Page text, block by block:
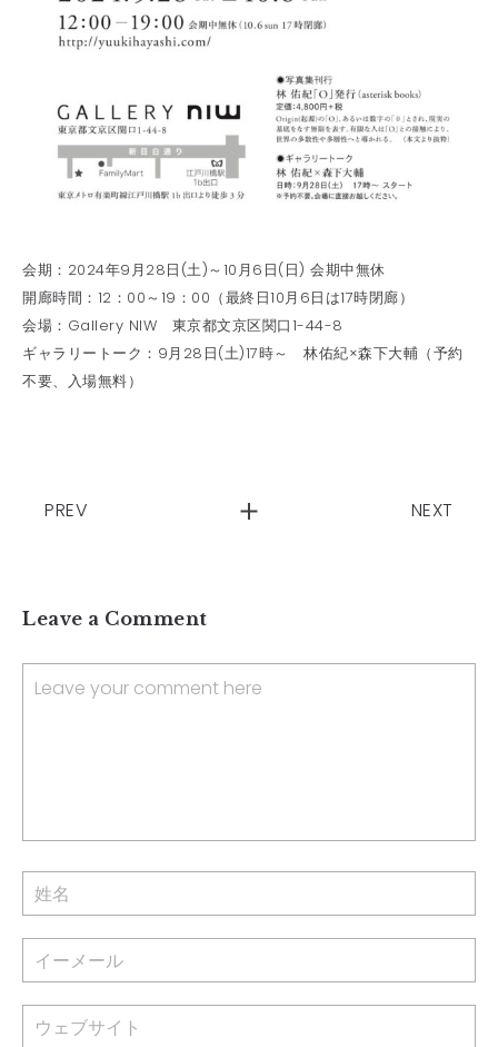
会期：2024年9月28日(土)～10月6日(日) 会期中無休
開廊時間：12：00～19：00（最終日10月6日は17時閉廊）
会場：Gallery NIW 東京都文京区関口1-44-8
ギャラリートーク：9月28日(土)17時～ 林佑紀×森下大輔（予約
不要、入場無料）
PREV NEXT
Leave a Comment